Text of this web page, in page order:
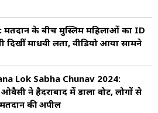
मतदान के बीच मुस्लिम महिलाओं का ID
माधवी लता, वीडियो आया सामने
Lok Sabha Chunav 2024:
ओवैसी ने हैदराबाद में डाला वोट, लोगों से
की अपील